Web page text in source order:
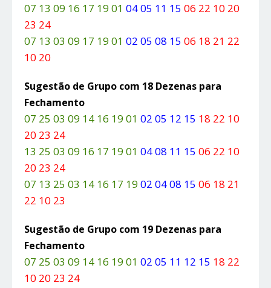
07 13 09 16 17 19 01 04 05 11 15 06 22 10 20
23 24
07 13 03 09 17 19 01 02 05 08 15 06 18 21 22
10 20
Sugestão de Grupo com 18 Dezenas para
Fechamento
07 25 03 09 14 16 19 01 02 05 12 15 18 22 10
20 23 24
13 25 03 09 16 17 19 01 04 08 11 15 06 22 10
20 23 24
07 13 25 03 14 16 17 19 02 04 08 15 06 18 21
22 10 23
Sugestão de Grupo com 19 Dezenas para
Fechamento
07 25 03 09 14 16 19 01 02 05 11 12 15 18 22
10 20 23 24